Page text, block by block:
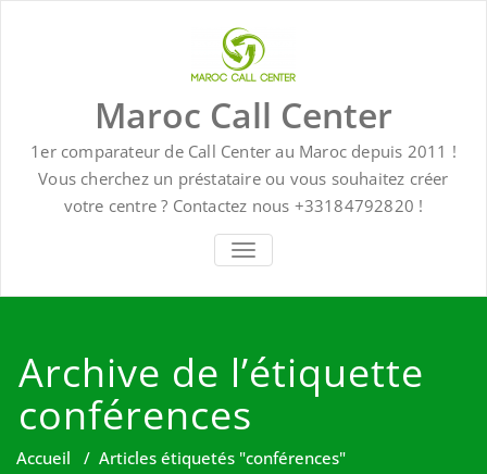
Maroc Call Center
1er comparateur de Call Center au Maroc depuis 2011 !
Vous cherchez un préstataire ou vous souhaitez créer
votre centre ? Contactez nous +33184792820 !
TOGGLE NAVIGATION
Archive de l’étiquette
conférences
Accueil / Articles étiquetés "conférences"